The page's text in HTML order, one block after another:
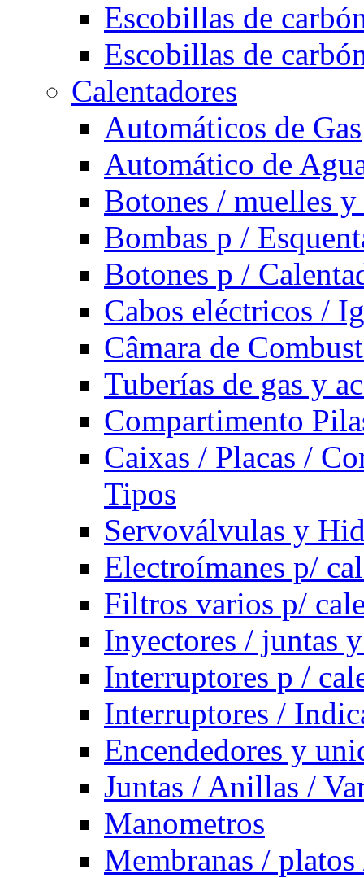
Escobillas de
Escobillas de
Calentadores
Automáticos de Gas
Automático de
Botones / muelles
Bombas p /
Botones p /
Cabos eléctricos /
Câmara de
Tuberías de gas y
Compartimento
Caixas / Placas /
Tipos
Servoválvulas y
Electroímanes p/
Filtros varios p/
Inyectores / juntas
Interruptores p /
Interruptores /
Encendedores y
Juntas / Anillas /
Manometros
Membranas /